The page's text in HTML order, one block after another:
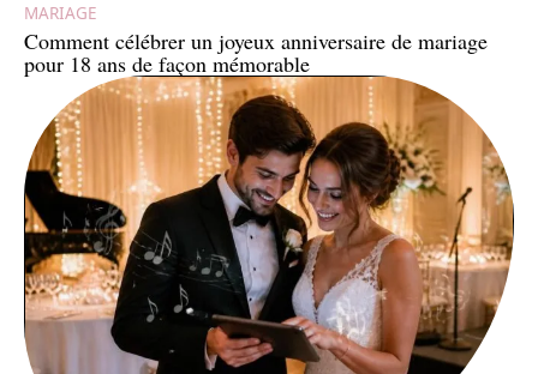
MARIAGE
Comment célébrer un joyeux anniversaire de mariage
pour 18 ans de façon mémorable